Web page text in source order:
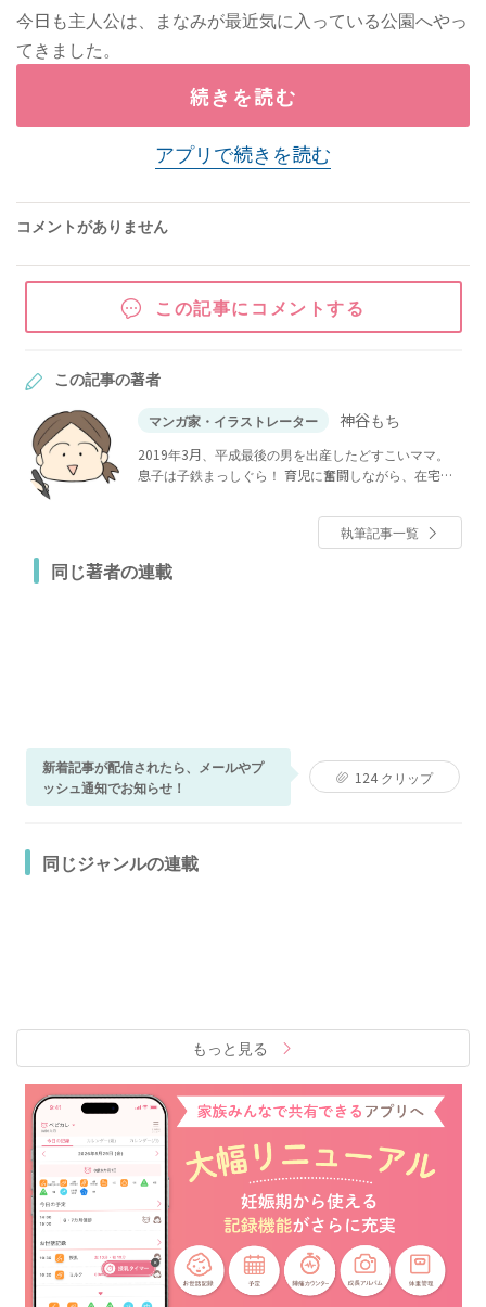
今日も主人公は、まなみが最近気に入っている公園へやっ
てきました。
続きを読む
アプリで続きを読む
コメントがありません
この記事にコメントする
この記事の著者
マンガ家・イラストレーター 神谷もち
2019年3月、平成最後の男を出産したどすこいママ。
息子は子鉄まっしぐら！ 育児に奮闘しながら、在宅で
執筆記事一覧
同じ著者の連載
新着記事が配信されたら、メールやプ
ッシュ通知でお知らせ！
124 クリップ
同じジャンルの連載
もっと見る